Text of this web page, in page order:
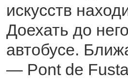
искусств
Доехать до
автобусе.
— Pont de